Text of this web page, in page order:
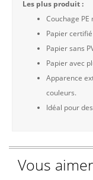
Les plus produit :
Couchage
Papier certifié
Papier sans
Papier avec
Apparence
couleurs.
Idéal pour
Vous